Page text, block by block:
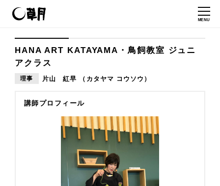
MENU
HANA ART KATAYAMA・鳥飼教室 ジュニ
アクラス
理事 片山 紅早 （カタヤマ コウソウ）
講師プロフィール